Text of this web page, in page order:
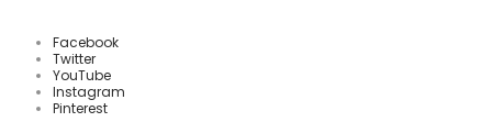
Facebook
Twitter
YouTube
Instagram
Pinterest